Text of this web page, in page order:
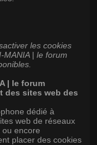
les cookies
MANIA | le forum
| le forum
des sites web des
dédié à
web de réseaux
encore
placer des cookies